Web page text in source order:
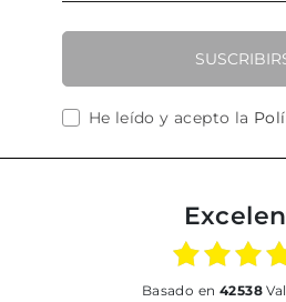
He leído y acepto la
basado en 42538